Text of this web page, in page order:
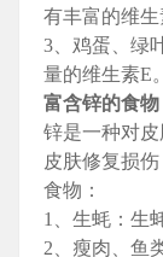
有丰富的维生
3、鸡蛋、绿
量的维生素E。
富含锌的食物
锌是一种对
皮肤修复损
食物：
1、生蚝：生
2、瘦肉、鱼